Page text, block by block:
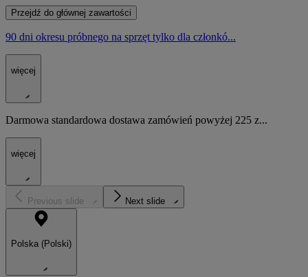
Przejdź do głównej zawartości
90 dni okresu próbnego na sprzęt tylko dla członkó...
więcej
Darmowa standardowa dostawa zamówień powyżej 225 z...
więcej
Previous slide Next slide
Polska (Polski)